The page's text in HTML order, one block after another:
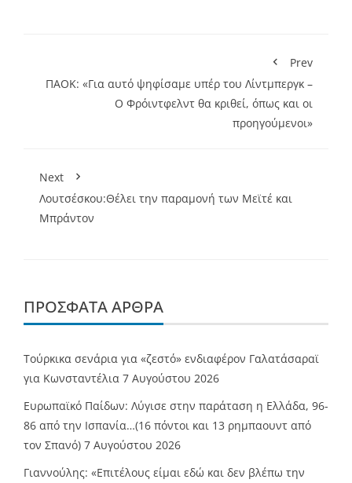
Prev
ΠΑΟΚ: «Για αυτό ψηφίσαμε υπέρ του Λίντμπεργκ –
Ο Φρόιντφελντ θα κριθεί, όπως και οι
προηγούμενοι»
Next
Λουτσέσκου:Θέλει την παραμονή των Μεϊτέ και
Μπράντον
ΠΡΌΣΦΑΤΑ ΆΡΘΡΑ
Τούρκικα σενάρια για «ζεστό» ενδιαφέρον Γαλατάσαραϊ
για Κωνσταντέλια 7 Αυγούστου 2026
Ευρωπαϊκό Παίδων: Λύγισε στην παράταση η Ελλάδα, 96-
86 από την Ισπανία…(16 πόντοι και 13 ρημπαουντ από
τον Σπανό) 7 Αυγούστου 2026
Γιαννούλης: «Επιτέλους είμαι εδώ και δεν βλέπω την